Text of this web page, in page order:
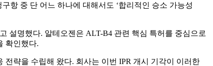
항 중 단 어느 하나에 대해서도 ‘합리적인 승소 가능성
설명했다. 알테오젠은 ALT-B4 관련 핵심 특허를 중심으로
확인했다.
략을 수립해 왔다. 회사는 이번 IPR 개시 기각이 이러한